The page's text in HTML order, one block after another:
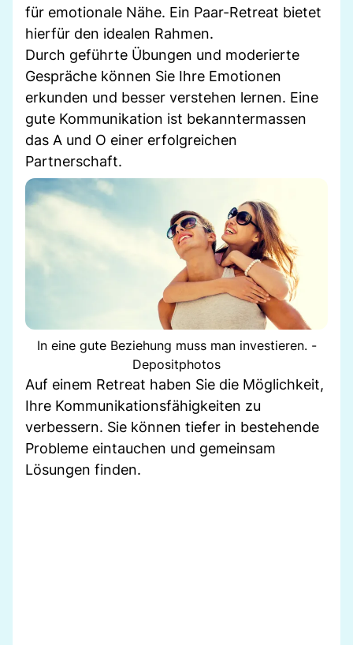
für emotionale Nähe. Ein Paar-Retreat bietet
hierfür den idealen Rahmen.
Durch geführte Übungen und moderierte
Gespräche können Sie Ihre Emotionen
erkunden und besser verstehen lernen. Eine
gute Kommunikation ist bekanntermassen
das A und O einer erfolgreichen
Partnerschaft.
In eine gute Beziehung muss man investieren. -
Depositphotos
Auf einem Retreat haben Sie die Möglichkeit,
Ihre Kommunikationsfähigkeiten zu
verbessern. Sie können tiefer in bestehende
Probleme eintauchen und gemeinsam
Lösungen finden.